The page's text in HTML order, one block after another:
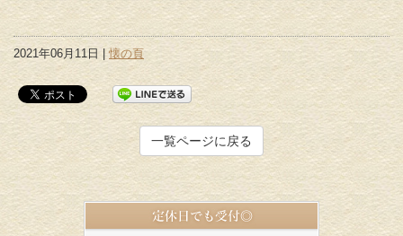
2021年06月11日 | 懐の頁
一覧ページに戻る